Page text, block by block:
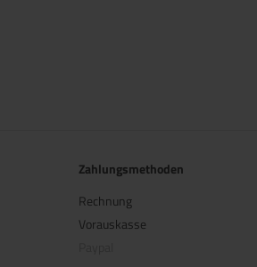
Zahlungsmethoden
Rechnung
Vorauskasse